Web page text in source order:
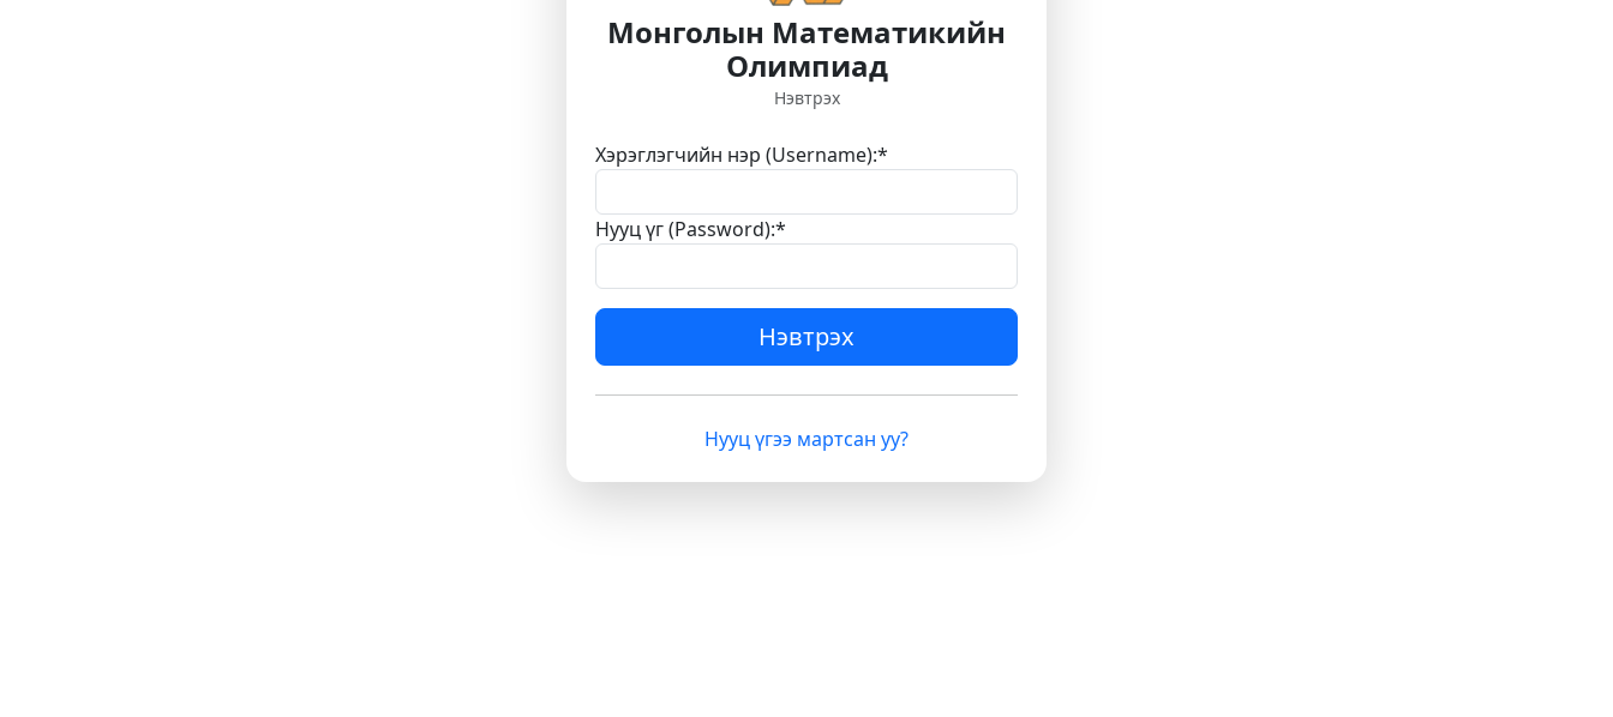
Монголын Математикийн
Олимпиад
Нэвтрэх
Хэрэглэгчийн нэр (Username):*
Нууц үг (Password):*
Нэвтрэх
Нууц үгээ мартсан уу?